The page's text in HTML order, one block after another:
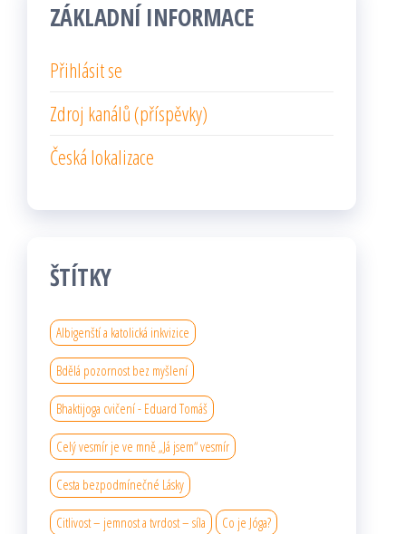
ZÁKLADNÍ INFORMACE
Přihlásit se
Zdroj kanálů (příspěvky)
Česká lokalizace
ŠTÍTKY
Albigenští a katolická inkvizice
Bdělá pozornost bez myšlení
Bhaktijoga cvičení - Eduard Tomáš
Celý vesmír je ve mně „Já jsem“ vesmír
Cesta bezpodmínečné Lásky
Citlivost – jemnost a tvrdost – síla Co je Jóga?